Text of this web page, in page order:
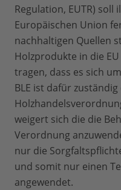
Regulation, EUTR) soll
Europäischen Union
nachhaltigen Quellen
Holzprodukte in die
tragen, dass es sich
BLE ist dafür
weigert sich die die
Verordnung
nur die
und somit nur einen
angewendet.